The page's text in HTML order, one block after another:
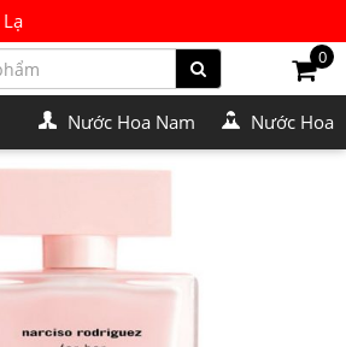
0
Nước Hoa Nam Nước Hoa Nữ